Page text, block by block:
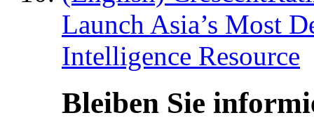
Launch Asia’s Most
Intelligence Resource
Bleiben Sie